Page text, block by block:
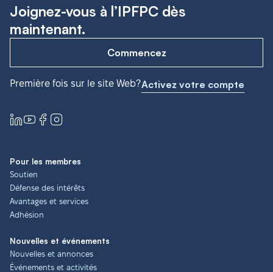
Joignez-vous à l’IPFPC dès
maintenant.
Commencez
Première fois sur le site Web?Activez votre compte
Pour les membres
Soutien
Défense des intérêts
Avantages et services
Adhésion
Nouvelles et événements
Nouvelles et annonces
Événements et activités